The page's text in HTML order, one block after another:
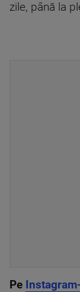
zile, până la
Pe